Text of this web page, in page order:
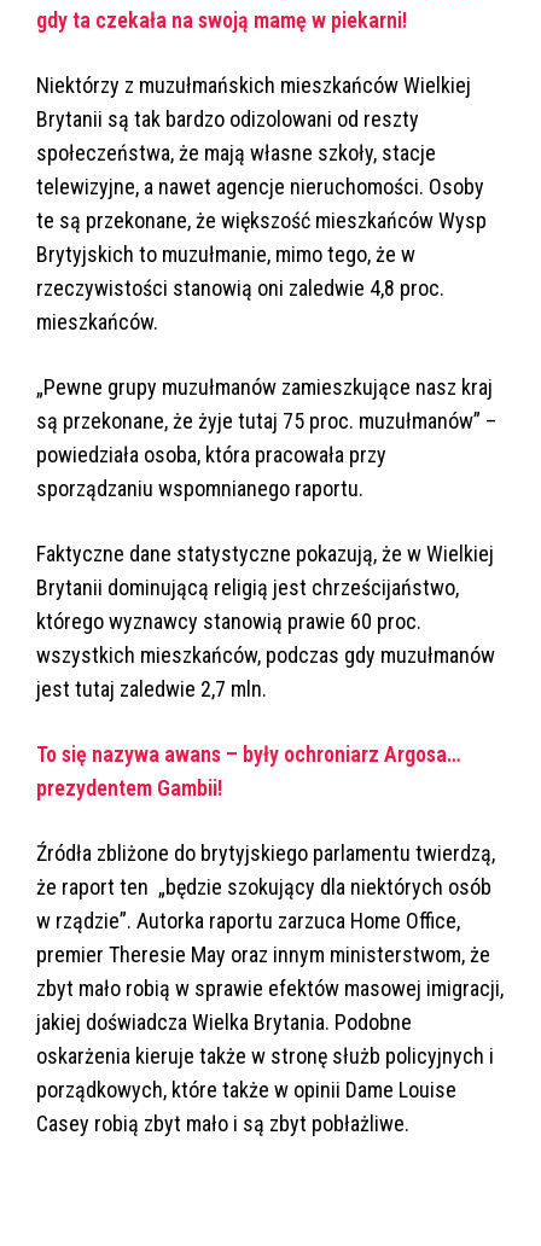
gdy ta czekała na swoją mamę w piekarni!
Niektórzy z muzułmańskich mieszkańców Wielkiej
Brytanii są tak bardzo odizolowani od reszty
społeczeństwa, że mają własne szkoły, stacje
telewizyjne, a nawet agencje nieruchomości. Osoby
te są przekonane, że większość mieszkańców Wysp
Brytyjskich to muzułmanie, mimo tego, że w
rzeczywistości stanowią oni zaledwie 4,8 proc.
mieszkańców.
„Pewne grupy muzułmanów zamieszkujące nasz kraj
są przekonane, że żyje tutaj 75 proc. muzułmanów” –
powiedziała osoba, która pracowała przy
sporządzaniu wspomnianego raportu.
Faktyczne dane statystyczne pokazują, że w Wielkiej
Brytanii dominującą religią jest chrześcijaństwo,
którego wyznawcy stanowią prawie 60 proc.
wszystkich mieszkańców, podczas gdy muzułmanów
jest tutaj zaledwie 2,7 mln.
To się nazywa awans – były ochroniarz Argosa…
prezydentem Gambii!
Źródła zbliżone do brytyjskiego parlamentu twierdzą,
że raport ten „będzie szokujący dla niektórych osób
w rządzie”. Autorka raportu zarzuca Home Office,
premier Theresie May oraz innym ministerstwom, że
zbyt mało robią w sprawie efektów masowej imigracji,
jakiej doświadcza Wielka Brytania. Podobne
oskarżenia kieruje także w stronę służb policyjnych i
porządkowych, które także w opinii Dame Louise
Casey robią zbyt mało i są zbyt pobłażliwe.